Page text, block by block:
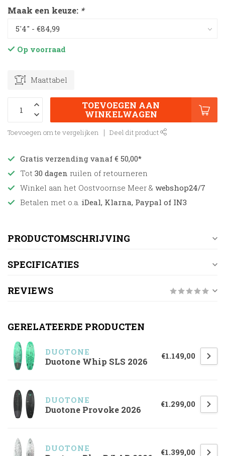
Maak een keuze: *
Op voorraad
Maattabel
TOEVOEGEN AAN
WINKELWAGEN
Toevoegen om te vergelijken Deel dit product
Gratis verzending vanaf € 50,00*
Tot 30 dagen ruilen of retourneren
Winkel aan het Oostvoornse Meer & webshop24/7
Betalen met o.a. iDeal, Klarna, Paypal of IN3
PRODUCTOMSCHRIJVING
SPECIFICATIES
REVIEWS
GERELATEERDE PRODUCTEN
DUOTONE
Duotone Whip SLS 2026
€1.149,00
DUOTONE
Duotone Provoke 2026
€1.299,00
DUOTONE €1.399,00